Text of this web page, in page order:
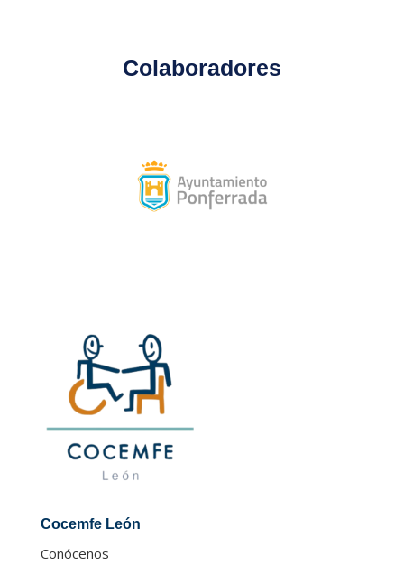
Colaboradores
Cocemfe León
Conócenos